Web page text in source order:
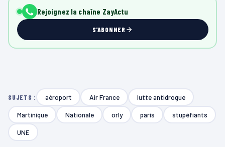
Rejoignez la chaîne ZayActu
S'ABONNER
SUJETS : aéroport Air France lutte antidrogue
Martinique Nationale orly paris stupéfiants
UNE